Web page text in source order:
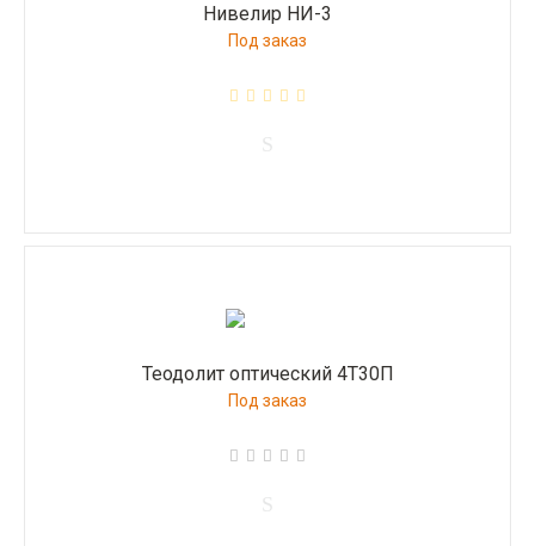
Нивелир НИ-3
Под заказ
Теодолит оптический 4Т30П
Под заказ